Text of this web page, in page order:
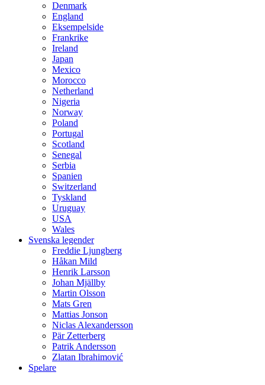
Denmark
England
Eksempelside
Frankrike
Ireland
Japan
Mexico
Morocco
Netherland
Nigeria
Norway
Poland
Portugal
Scotland
Senegal
Serbia
Spanien
Switzerland
Tyskland
Uruguay
USA
Wales
Svenska legender
Freddie Ljungberg
Håkan Mild
Henrik Larsson
Johan Mjällby
Martin Olsson
Mats Gren
Mattias Jonson
Niclas Alexandersson
Pär Zetterberg
Patrik Andersson
Zlatan Ibrahimović
Spelare